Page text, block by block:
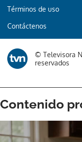
Términos de uso
Contáctenos
© Televisora
reservados